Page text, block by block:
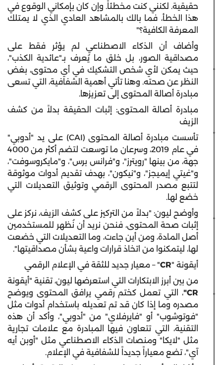
حقيقية. لكنني كنت مخطئاً. وإن كان بإمكاني الوقوع في
هذا الخطأ، فما بالك بالمشاهد العادي الذي لا يمتلك
المعرفة الكافية؟"
وأضاف أن الذكاء الاصطناعي لم يؤثر فقط على
مصداقية الصور، بل خلق ما يُعرف بـ"عائدية الكذب"،
حيث يمكن لأي شخص التشكيك في أي محتوى، بغض
النظر عن صحته. وهنا تأتي أهمية الشفافية، التي تسعى
مبادرة أصالة المحتوى إلى تعزيزها.
مبادرة أصالة المحتوى: إثبات الحقيقة بدلاً من كشف
الزيف
تأسست مبادرة أصالة المحتوى (CAI) على يد "أدوبي"
في عام 2019، وسرعان ما توسعت لتضم أكثر من 4000
جهة، من بينها "رويترز"، و"فرانس برس"، و"مايكروسوفت"،
و"غيتي إيميجز"، و"نيكون"، بهدف تقديم أدوات موثوقة
لتتبع مصدر المحتوى الرقمي وتوثيق التعديلات التي
خضع لها.
وأوضح ليون: "بدلاً من التركيز على كشف الزيف، نركز على
إثبات صحة المحتوى، فنحن نريد أن نُظهر للمستخدمين
أصل المادة، ومن أين جاءت، وما التعديلات التي خضعت
لها، ليتمكنوا من اتخاذ قرارات واعية بشأن مصداقيتها".
أيقونة "CR" – معيار جديد للثقة في الإعلام الرقمي
من بين أبرز الابتكارات التي استعرضها ليون، تقنية "أيقونة
CR" ، التي تعمل كختم رقمي يرافق المحتوى ويوضح
مصدره وما إذا كان قد تم تعديله باستخدام أدوات مثل
"فوتوشوب" أو "فايرفلاي" من "أدوبي"، وأكد أن هذه
التقنية، التي تتعاون فيها المبادرة مع علامات تجارية
مثل "لايكا" ومنصات الذكاء الاصطناعي مثل "أوبن أيه
آي"، تضع معياراً جديداً للشفافية في الإعلام.